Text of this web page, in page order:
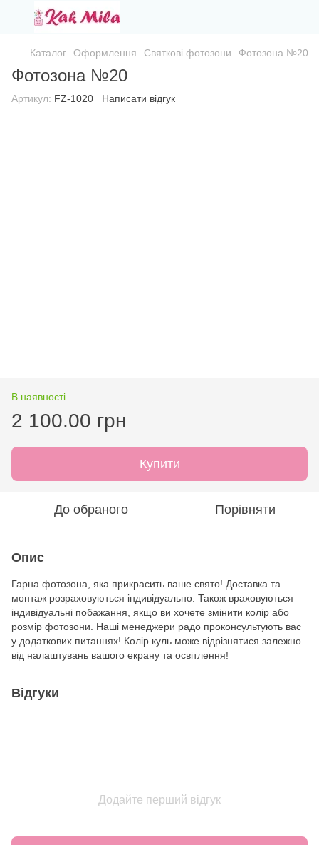
Каталог Оформлення Святкові фотозони Фотозона №20
Фотозона №20
Артикул: FZ-1020 Написати відгук
В наявності
2 100.00 грн
Купити
До обраного Порівняти
Опис
Гарна фотозона, яка прикрасить ваше свято! Доставка та
монтаж розраховуються індивідуально. Також враховуються
індивідуальні побажання, якщо ви хочете змінити колір або
розмір фотозони. Наші менеджери радо проконсультують вас
у додаткових питаннях! Колір куль може відрізнятися залежно
від налаштувань вашого екрану та освітлення!
Відгуки
Додайте перший відгук